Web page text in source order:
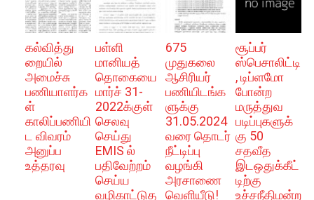
கல்வித்து
றையில்
அமைச்சு
பணியாளர்க
ள்
காலிப்பணியி
ட விவரம்
அனுப்ப
உத்தரவு
பள்ளி
மானியத்‌
தொகையை
மார்ச் 31-
2022க்குள்
செலவு
செய்து
EMIS ல்
பதிவேற்றம்
செய்ய
வழிகாட்டுத
675
முதுகலை
ஆசிரியர்
பணியிடங்க
ளுக்கு
31.05.2024
வரை தொடர்
நீட்டிப்பு
வழங்கி
அரசாணை
வெளியீடு!
சூப்பர்
ஸ்பெசாலிட்டி
, டிப்ளமோ
போன்ற
மருத்துவ
படிப்புகளுக்
கு 50
சதவீத
இடஒதுக்கீட்
டிற்கு
உச்சநீதிமன்ற